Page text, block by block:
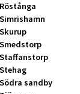
Röstånga
Simrishamn
Skurup
Smedstorp
Staffanstorp
Stehag
Södra sandby